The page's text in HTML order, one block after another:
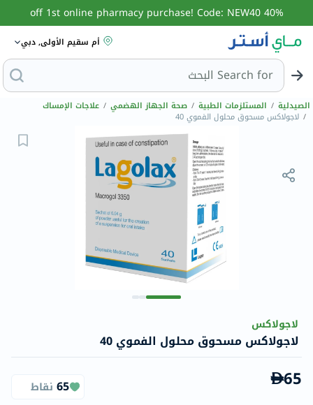
40% off 1st online pharmacy purchase! Code: NEW40
أم سقيم الأولى, دبي
Search for البحث عن مزيل عرق
الصيدلية / المستلزمات الطبية / صحة الجهاز الهضمي / علاجات الإمساك
/ لاجولاكس مسحوق محلول الفموي 40
لاجولاكس
لاجولاكس مسحوق محلول الفموي 40
65
65 نقاط